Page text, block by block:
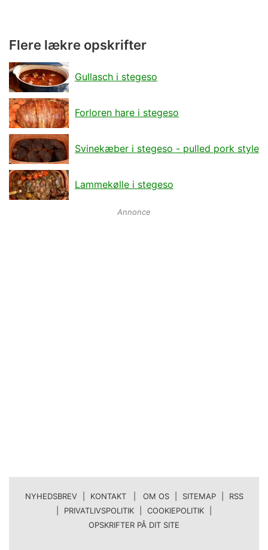
Flere lækre opskrifter
Gullasch i stegeso
Forloren hare i stegeso
Svinekæber i stegeso - pulled pork style
Lammekølle i stegeso
Annonce
NYHEDSBREV KONTAKT | OM OS SITEMAP
RSS
PRIVATLIVSPOLITIK COOKIEPOLITIK
OPSKRIFTER PÅ DIT SITE